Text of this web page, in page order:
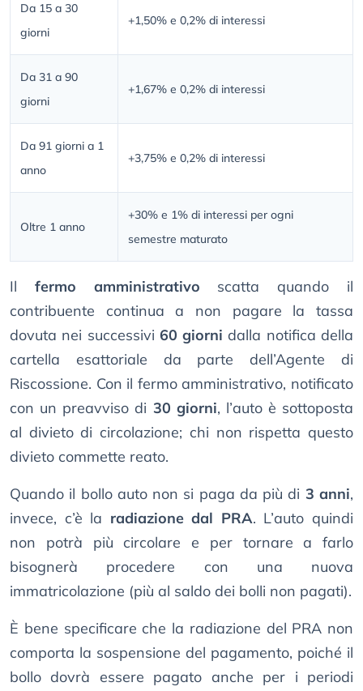
Da 15 a 30
giorni
+1,50% e 0,2% di interessi
Da 31 a 90
giorni
+1,67% e 0,2% di interessi
Da 91 giorni a 1
anno
+3,75% e 0,2% di interessi
Oltre 1 anno
+30% e 1% di interessi per ogni
semestre maturato
Il fermo amministrativo scatta quando il
contribuente continua a non pagare la tassa
dovuta nei successivi 60 giorni dalla notifica della
cartella esattoriale da parte dell’Agente di
Riscossione. Con il fermo amministrativo, notificato
con un preavviso di 30 giorni, l’auto è sottoposta
al divieto di circolazione; chi non rispetta questo
divieto commette reato.
Quando il bollo auto non si paga da più di 3 anni,
invece, c’è la radiazione dal PRA. L’auto quindi
non potrà più circolare e per tornare a farlo
bisognerà procedere con una nuova
immatricolazione (più al saldo dei bolli non pagati).
È bene specificare che la radiazione del PRA non
comporta la sospensione del pagamento, poiché il
bollo dovrà essere pagato anche per i periodi